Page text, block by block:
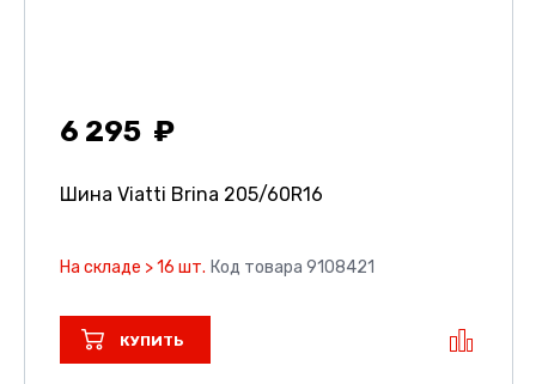
6 295
Шина Viatti Brina 205/60R16
На складе > 16 шт. Код товара 9108421
КУПИТЬ